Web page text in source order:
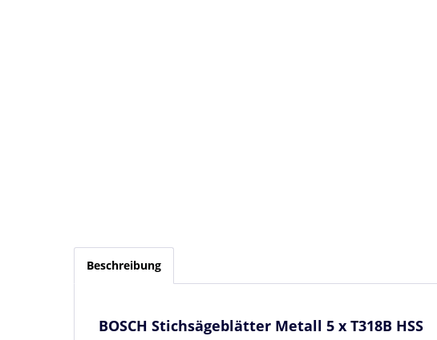
Beschreibung
BOSCH Stichsägeblätter Metall 5 x T318B HSS